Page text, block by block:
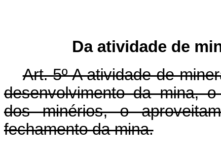
Da atividade de
Art. 5º A atividade de
desenvolvimento da mina,
dos minérios, o
fechamento da mina.